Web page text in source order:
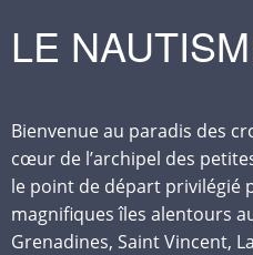
LE
Bienvenue au paradis des
cœur de l’archipel des
le point de départ privilégié
magnifiques îles alentours
Grenadines, Saint Vincent,